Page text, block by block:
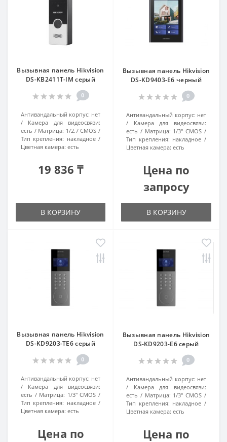
Вызывная панель Hikvision
DS-KB2411T-IM серый
0
Антивандальный корпус: нет
Камера для видеосвязи:
есть
Матрица: 1/2.7 CMOS
Тип крепления: накладное
Цветная камера: есть
19 836 ₸
В КОРЗИНУ
Вызывная панель Hikvision
DS-KD9403-E6 черный
0
Антивандальный корпус: нет
Камера для видеосвязи:
есть
Матрица: 1/3" CMOS
Тип крепления: накладное
Цветная камера: есть
Цена по
запросу
В КОРЗИНУ
Вызывная панель Hikvision
DS-KD9203-TE6 серый
0
Антивандальный корпус: нет
Камера для видеосвязи:
есть
Матрица: 1/3" CMOS
Тип крепления: накладное
Цветная камера: есть
Цена по
Вызывная панель Hikvision
DS-KD9203-E6 серый
0
Антивандальный корпус: нет
Камера для видеосвязи:
есть
Матрица: 1/3" CMOS
Тип крепления: накладное
Цветная камера: есть
Цена по